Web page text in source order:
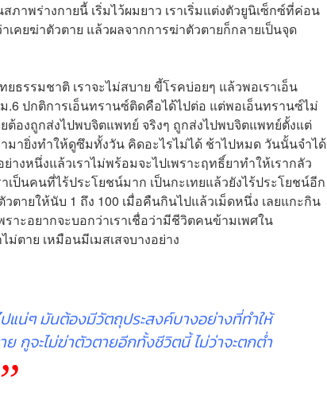
าพร่างกายนี้ เริ่มไว้ผมยาว เราเริ่มแต่งตัวยูนิเซ็กซ์ที่ค่อน
คยฆ่าตัวตาย แล้วผลจากการฆ่าตัวตายก็กลายเป็นจุด
ธรรมชาติ เราจะไม่สบาย ขี้โรคบ่อยๆ แล้วพอเราเอ็น
ปกติการเอ็นทรานซ์ติดคือได้ไปต่อ แต่พอเอ็นทรานซ์ไม่
ต้องถูกส่งไปพบจิตแพทย์ จริงๆ ถูกส่งไปพบจิตแพทย์ตั้งแต่
ามายิ่งทำให้ดูซึมทั้งวัน คิดอะไรไม่ได้ ช้าไปหมด วันนั้นจำได้
างหนึ่งแล้วเราไม่พร้อมจะไปเพราะฤทธิ์ยาทำให้เรากลัว
เป็นคนที่ไร้ประโยชน์มาก เป็นกะเทยแล้วยังไร้ประโยชน์อีก
ตายให้นับ 1 ถึง 100 เมื่อคืนกินไปแล้วเม็ดหนึ่ง เลยแกะกิน
ราะอยากจะบอกว่าเราเชื่อว่ามีชีวิตคนข้ามเพศใน
ตาย เหมือนมีเมสเสจบางอย่าง
ปแน่ๆ มันต้องมีวัตถุประสงค์บางอย่างที่ทำให้
ย กูจะไม่ฆ่าตัวตายอีกทั้งชีวิตนี้ ไม่ว่าจะตกต่ำ